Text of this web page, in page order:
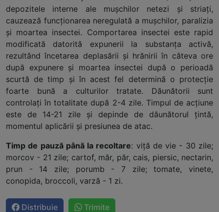
depozitele interne ale muşchilor netezi şi striaţi,
cauzează funcţionarea neregulată a muşchilor, paralizia
şi moartea insectei. Comportarea insectei este rapid
modificată datorită expunerii la substanţa activă,
rezultând încetarea deplasării şi hrănirii în câteva ore
după expunere şi moartea insectei după o perioadă
scurtă de timp şi în acest fel determină o protecţie
foarte bună a culturilor tratate. Dăunătorii sunt
controlaţi în totalitate după 2-4 zile. Timpul de acţiune
este de 14-21 zile şi depinde de dăunătorul ţintă,
momentul aplicării şi presiunea de atac.
Timp de pauză până la recoltare: viţă de vie - 30 zile;
morcov - 21 zile; cartof, măr, păr, cais, piersic, nectarin,
prun - 14 zile; porumb - 7 zile; tomate, vinete,
conopida, broccoli, varză - 1 zi.
Distribuie Trimite